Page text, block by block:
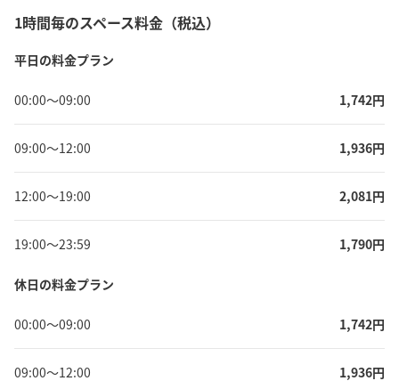
1時間毎のスペース料金（税込）
平日の料金プラン
00:00〜09:00 1,742円
09:00〜12:00 1,936円
12:00〜19:00 2,081円
19:00〜23:59 1,790円
休日の料金プラン
00:00〜09:00 1,742円
09:00〜12:00 1,936円